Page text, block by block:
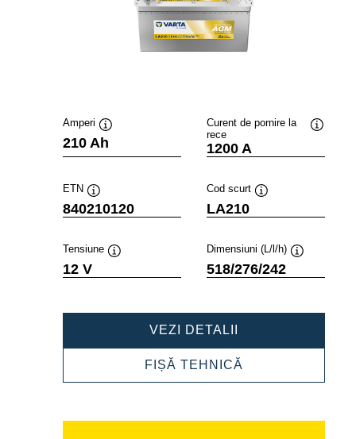
Amperi
Tooltip
210 Ah
Curent de pornire la
rece
1200 A
ETN
Tooltip
840210120
Cod scurt
LA210
Tensiune
12 V
Dimensiuni (L/l/h)
518/276/242
VEZI DETALII
840210120
FIȘĂ TEHNICĂ